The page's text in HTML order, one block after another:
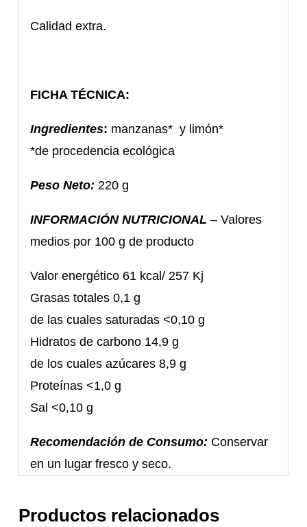
Calidad extra.
FICHA TÉCNICA:
Ingredientes: manzanas* y limón*
*de procedencia ecológica
Peso Neto: 220 g
INFORMACIÓN NUTRICIONAL – Valores
medios por 100 g de producto
Valor energético 61 kcal/ 257 Kj
Grasas totales 0,1 g
de las cuales saturadas <0,10 g
Hidratos de carbono 14,9 g
de los cuales azúcares 8,9 g
Proteínas <1,0 g
Sal <0,10 g
Recomendación de Consumo: Conservar
en un lugar fresco y seco.
Productos relacionados